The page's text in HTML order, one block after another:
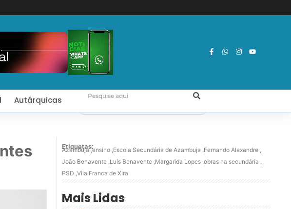
Autárquicas
Etiquetas:
Azambuja,ensino ,Escola Secundária de Azambuja ,Fernando Alexandre ,
João Benavente ,Luís Benavente ,Margarida Lopes ,obras na secundária ,
PSD ,Vila Franca de Xira
Mais Lidas